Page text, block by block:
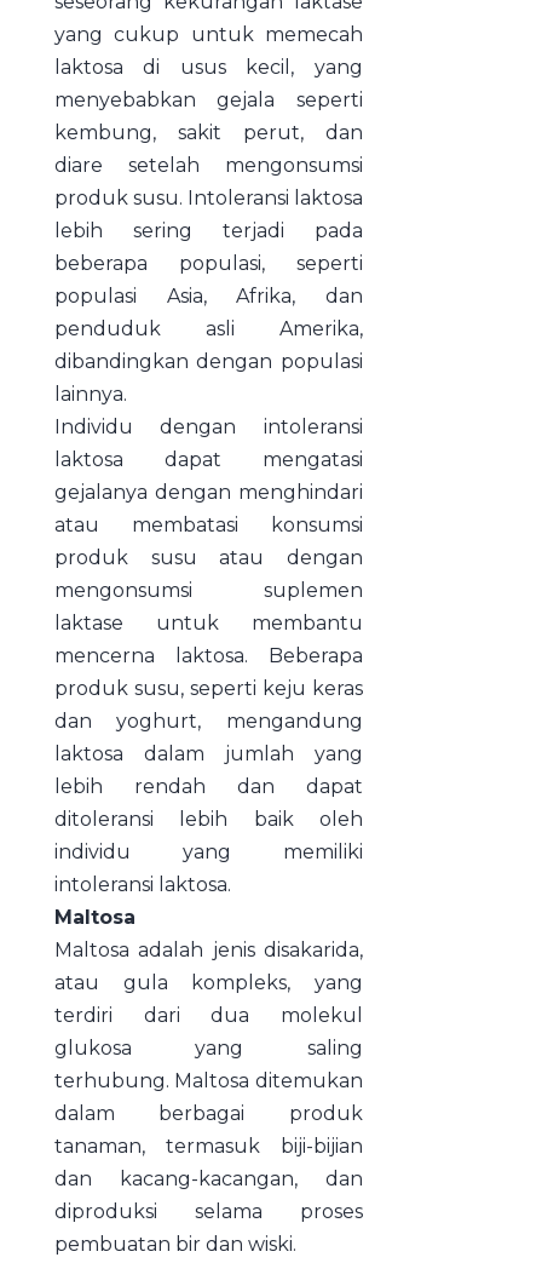
yang cukup untuk memecah
laktosa di usus kecil, yang
menyebabkan gejala seperti
kembung, sakit perut, dan
diare setelah mengonsumsi
produk susu. Intoleransi laktosa
lebih sering terjadi pada
beberapa populasi, seperti
populasi Asia, Afrika, dan
penduduk asli Amerika,
dibandingkan dengan populasi
lainnya.
Individu dengan intoleransi
laktosa dapat mengatasi
gejalanya dengan menghindari
atau membatasi konsumsi
produk susu atau dengan
mengonsumsi suplemen
laktase untuk membantu
mencerna laktosa. Beberapa
produk susu, seperti keju keras
dan yoghurt, mengandung
laktosa dalam jumlah yang
lebih rendah dan dapat
ditoleransi lebih baik oleh
individu yang memiliki
intoleransi laktosa.
Maltosa
Maltosa adalah jenis disakarida,
atau gula kompleks, yang
terdiri dari dua molekul
glukosa yang saling
terhubung. Maltosa ditemukan
dalam berbagai produk
tanaman, termasuk biji-bijian
dan kacang-kacangan, dan
diproduksi selama proses
pembuatan bir dan wiski.